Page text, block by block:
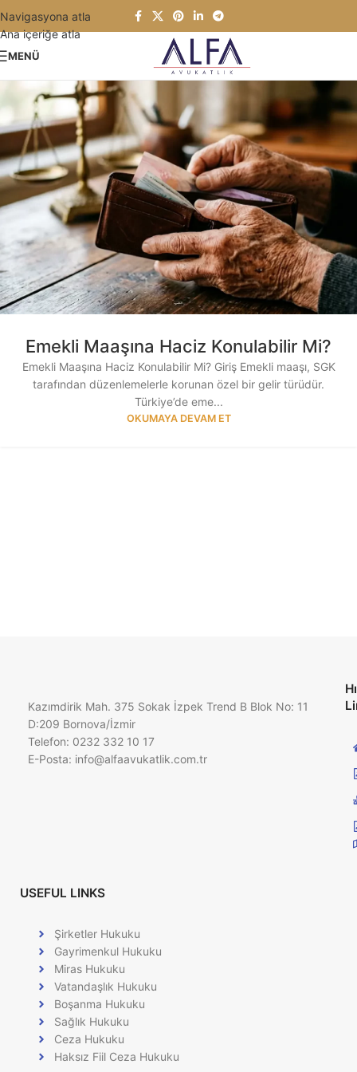
Navigasyona atla
Ana içeriğe atla
MENÜ
Emekli Maaşına Haciz Konulabilir Mi?
Emekli Maaşına Haciz Konulabilir Mi? Giriş Emekli maaşı, SGK
tarafından düzenlemelerle korunan özel bir gelir türüdür.
Türkiye’de eme...
OKUMAYA DEVAM ET
Kazımdirik Mah. 375 Sokak İzpek Trend B Blok No: 11
D:209 Bornova/İzmir
Telefon: 0232 332 10 17
E-Posta: info@alfaavukatlik.com.tr
USEFUL LINKS
Şirketler Hukuku
Gayrimenkul Hukuku
Miras Hukuku
Vatandaşlık Hukuku
Boşanma Hukuku
Sağlık Hukuku
Ceza Hukuku
Haksız Fiil Ceza Hukuku